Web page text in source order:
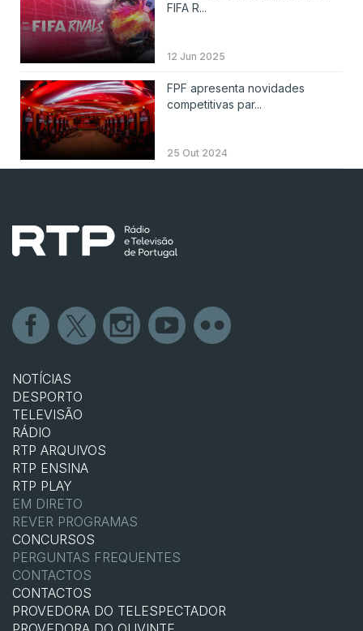
FIFA R...
12 Jun 2025
FPF apresenta novidades
competitivas par...
25 Out 2024
NOTÍCIAS
DESPORTO
TELEVISÃO
RÁDIO
RTP ARQUIVOS
RTP ENSINA
RTP PLAY
EM DIRETO
REVER PROGRAMAS
CONCURSOS
PERGUNTAS FREQUENTES
CONTACTOS
CONTACTOS
PROVEDORA DO TELESPECTADOR